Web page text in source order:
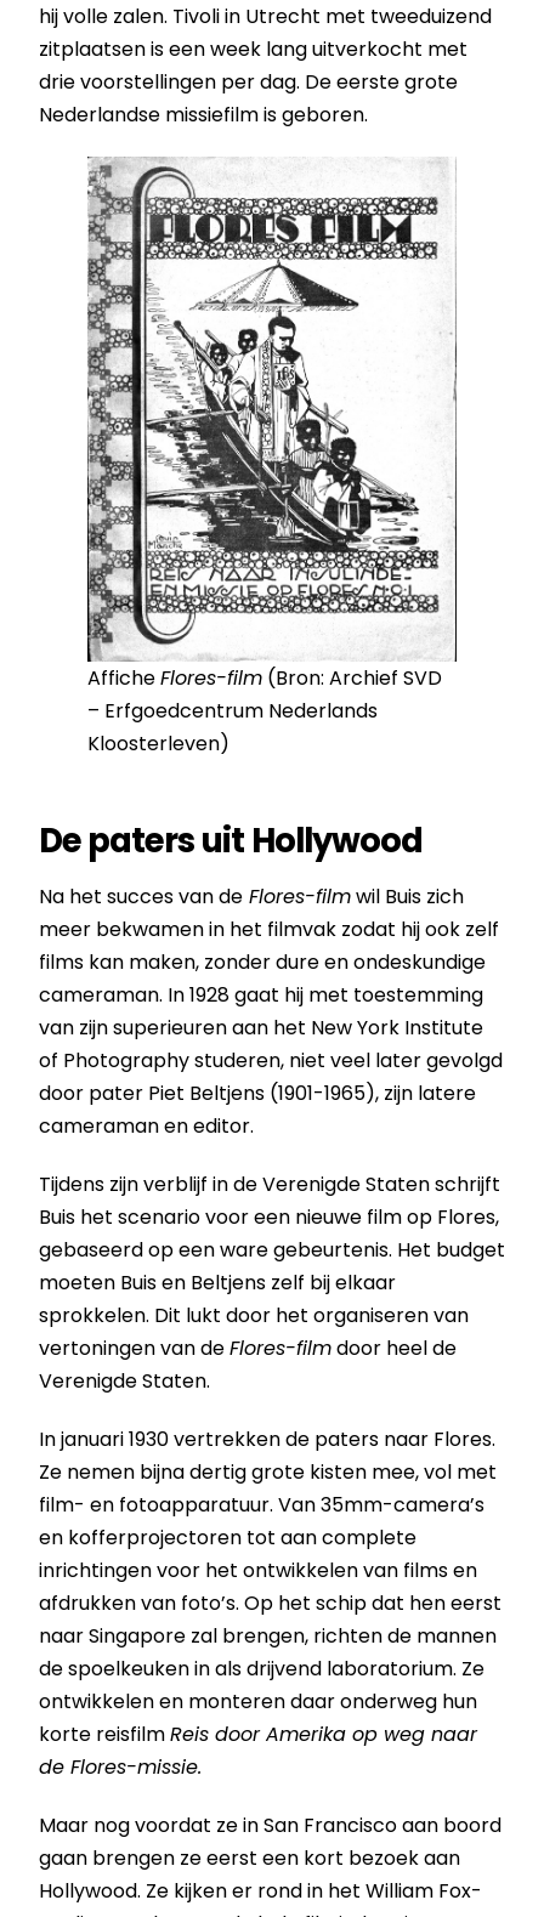
hij volle zalen. Tivoli in Utrecht met tweeduizend
zitplaatsen is een week lang uitverkocht met
drie voorstellingen per dag. De eerste grote
Nederlandse missiefilm is geboren.
AfficheFlores-film (Bron: Archief SVD
– Erfgoedcentrum Nederlands
Kloosterleven)
De paters uit Hollywood
Na het succes van de Flores-filmwil Buis zich
meer bekwamen in het filmvak zodat hij ook zelf
films kan maken, zonder dure en ondeskundige
cameraman. In 1928 gaat hij met toestemming
van zijn superieuren aan het New York Institute
of Photography studeren, niet veel later gevolgd
door pater Piet Beltjens (1901-1965), zijn latere
cameraman en editor.
Tijdens zijn verblijf in de Verenigde Staten schrijft
Buis het scenario voor een nieuwe film op Flores,
gebaseerd op een ware gebeurtenis. Het budget
moeten Buis en Beltjens zelf bij elkaar
sprokkelen. Dit lukt door het organiseren van
vertoningen van deFlores-filmdoor heel de
Verenigde Staten.
In januari 1930 vertrekken de paters naar Flores.
Ze nemen bijna dertig grote kisten mee, vol met
film- en fotoapparatuur. Van 35mm-camera’s
en kofferprojectoren tot aan complete
inrichtingen voor het ontwikkelen van films en
afdrukken van foto’s. Op het schip dat hen eerst
naar Singapore zal brengen, richten de mannen
de spoelkeuken in als drijvend laboratorium. Ze
ontwikkelen en monteren daar onderweg hun
korte reisfilmReis door Amerika op weg naar
de Flores-missie.
Maar nog voordat ze in San Francisco aan boord
gaan brengen ze eerst een kort bezoek aan
Hollywood. Ze kijken er rond in het William Fox-